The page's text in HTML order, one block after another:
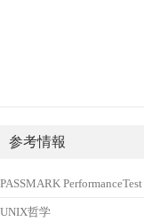
参考情報
PASSMARK PerformanceTest
UNIX哲学